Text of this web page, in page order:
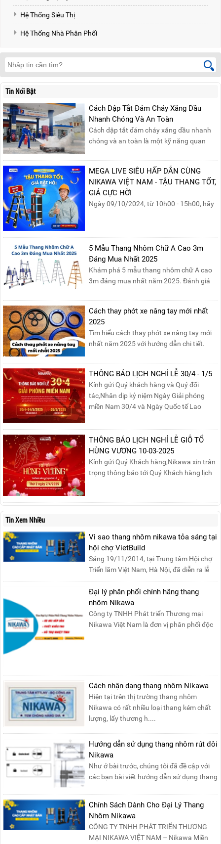
Hệ Thống Siêu Thị
Hệ Thống Nhà Phân Phối
Tin Nổi Bật
Cách Dập Tắt Đám Cháy Xăng Dầu
Nhanh Chóng Và An Toàn
Cách dập tắt đám cháy xăng dầu nhanh
chóng và an toàn là một kỹ năng quan
cháy xăng dầu rất dễ lan rộng và gây thiệt
hại nghiêm trọng nếu không được xử lý kịp
thời. Vì vậy, việc hiểu rõ các phương pháp
dập tắt...
MEGA LIVE SIÊU HẤP DẪN CÙNG
NIKAWA VIỆT NAM - TẬU THANG TỐT,
GIÁ CỰC HỜI
Ngày 09/10/2024, từ 10h00 - 15h00, hãy
phần quà siêu hấp dẫn và mua sắm
những sản phẩm thang chính hãng với
mức giá không thể tốt hơn!Tham gia
Mega Live, bạn sẽ nhận được gì?...
5 Mẫu Thang Nhôm Chữ A Cao 3m
Đáng Mua Nhất 2025
Khám phá 5 mẫu thang nhôm chữ A cao
3m đáng mua nhất năm 2025. Đánh giá
sản phẩm phù hợp!
Cách thay phớt xe nâng tay mới nhất
2025
Tìm hiểu cách thay phớt xe nâng tay mới
nhất năm 2025 với hướng dẫn chi tiết.
phớt đúng cách, giúp xe nâng hoạt động
hiệu quả và bền lâu!
THÔNG BÁO LỊCH NGHỈ LỄ 30/4 - 1/5
Kính gửi Quý khách hàng và Quý đối
tác,Nhân dịp kỷ niệm Ngày Giải phóng
miền Nam 30/4 và Ngày Quốc tế Lao
báo lịch nghỉ lễ như sau:Thời gian nghỉ: Từ
Thứ Ba, ngày 29/04/2025 đến hết Chủ
Nhật, ngày 04/05/2025.T...
THÔNG BÁO LỊCH NGHỈ LỄ GIỖ TỔ
HÙNG VƯƠNG 10-03-2025
Kính gửi Quý Khách hàng,Nikawa xin trân
trọng thông báo tới Quý Khách hàng lịch
07/04/2025, nhằm ngày Giỗ Tổ Hùng
Tin Xem Nhiều
Vì sao thang nhôm nikawa tỏa sáng tại
hội chợ VietBuild
Sáng 19/11/2014, tại Trung tâm Hội chợ
Triển lãm Việt Nam, Hà Nội, đã diễn ra lễ
khai mạc “Triể....
Đại lý phân phối chính hãng thang
nhôm Nikawa
Công ty TNHH Phát triển Thương mại
Nikawa Việt Nam là đơn vị phân phối độc
Cách nhận dạng thang nhôm Nikawa
Hiện tại trên thị trường thang nhôm
Nikawa có rất nhiều loại thang kém chất
lượng, lấy thương h....
Hướng dẫn sử dụng thang nhôm rút đôi
Nikawa
Như ở bài trước, chúng tôi đã đề cập với
các bạn bài viết hướng dẫn sử dụng thang
Chính Sách Dành Cho Đại Lý Thang
Nhôm Nikawa
CÔNG TY TNHH PHÁT TRIỂN THƯƠNG
MẠI NIKAWA VIỆT NAM – Nikawa Miền